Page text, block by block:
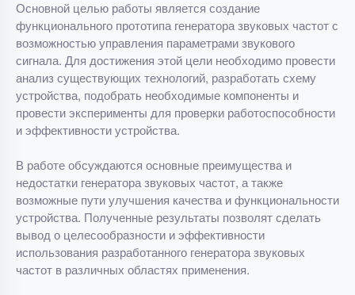
Основной целью работы является создание
функционального прототипа генератора звуковых частот с
возможностью управления параметрами звукового
сигнала. Для достижения этой цели необходимо провести
анализ существующих технологий, разработать схему
устройства, подобрать необходимые компоненты и
провести эксперименты для проверки работоспособности
и эффективности устройства.
В работе обсуждаются основные преимущества и
недостатки генератора звуковых частот, а также
возможные пути улучшения качества и функциональности
устройства. Полученные результаты позволят сделать
вывод о целесообразности и эффективности
использования разработанного генератора звуковых
частот в различных областях применения.